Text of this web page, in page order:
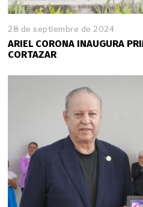
28 de septiembre de 2024
ARIEL CORONA INAUGURA
CORTAZAR